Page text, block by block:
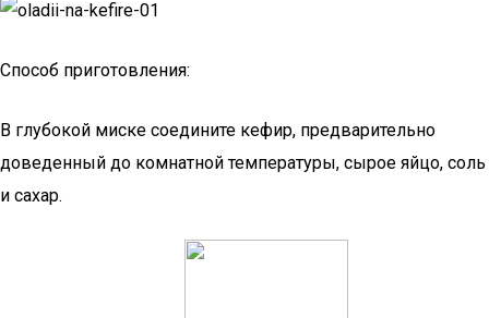
Способ приготовления:
В глубокой миске соедините кефир, предварительно
доведенный до комнатной температуры, сырое яйцо, соль
и сахар.